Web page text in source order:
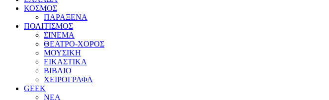
ΚΟΣΜΟΣ
ΠΑΡΑΞΕΝΑ
ΠΟΛΙΤΙΣΜΟΣ
ΣΙΝΕΜΑ
ΘΕΑΤΡΟ-ΧΟΡΟΣ
ΜΟΥΣΙΚΗ
ΕΙΚΑΣΤΙΚΑ
ΒΙΒΛΙΟ
ΧΕΙΡΟΓΡΑΦΑ
GEEK
ΝΕΑ